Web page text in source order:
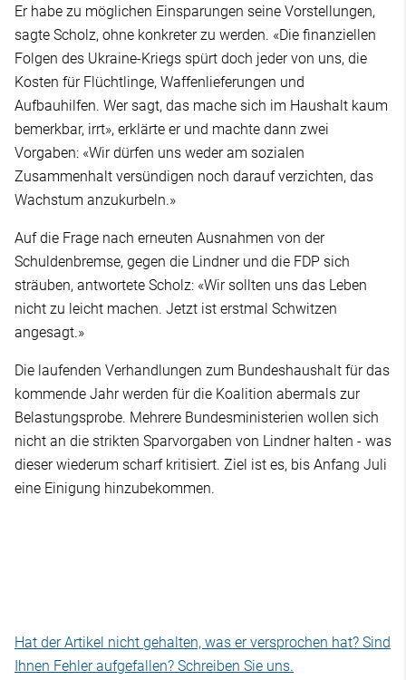
Er habe zu möglichen Einsparungen seine Vorstellungen,
sagte Scholz, ohne konkreter zu werden. «Die finanziellen
Folgen des Ukraine-Kriegs spürt doch jeder von uns, die
Kosten für Flüchtlinge, Waffenlieferungen und
Aufbauhilfen. Wer sagt, das mache sich im Haushalt kaum
bemerkbar, irrt», erklärte er und machte dann zwei
Vorgaben: «Wir dürfen uns weder am sozialen
Zusammenhalt versündigen noch darauf verzichten, das
Wachstum anzukurbeln.»
Auf die Frage nach erneuten Ausnahmen von der
Schuldenbremse, gegen die Lindner und die FDP sich
sträuben, antwortete Scholz: «Wir sollten uns das Leben
nicht zu leicht machen. Jetzt ist erstmal Schwitzen
angesagt.»
Die laufenden Verhandlungen zum Bundeshaushalt für das
kommende Jahr werden für die Koalition abermals zur
Belastungsprobe. Mehrere Bundesministerien wollen sich
nicht an die strikten Sparvorgaben von Lindner halten - was
dieser wiederum scharf kritisiert. Ziel ist es, bis Anfang Juli
eine Einigung hinzubekommen.
Hat der Artikel nicht gehalten, was er versprochen hat? Sind
Ihnen Fehler aufgefallen? Schreiben Sie uns.